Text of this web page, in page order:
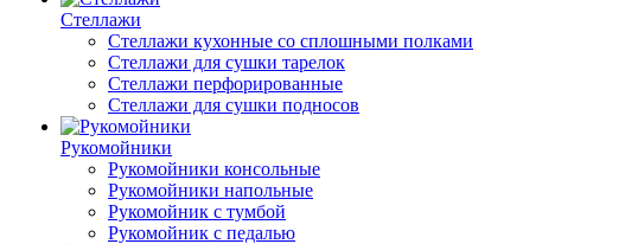
Стеллажи
Стеллажи кухонные со сплошными полками
Стеллажи для сушки тарелок
Стеллажи перфорированные
Стеллажи для сушки подносов
Рукомойники
Рукомойники консольные
Рукомойники напольные
Рукомойник с тумбой
Рукомойник с педалью